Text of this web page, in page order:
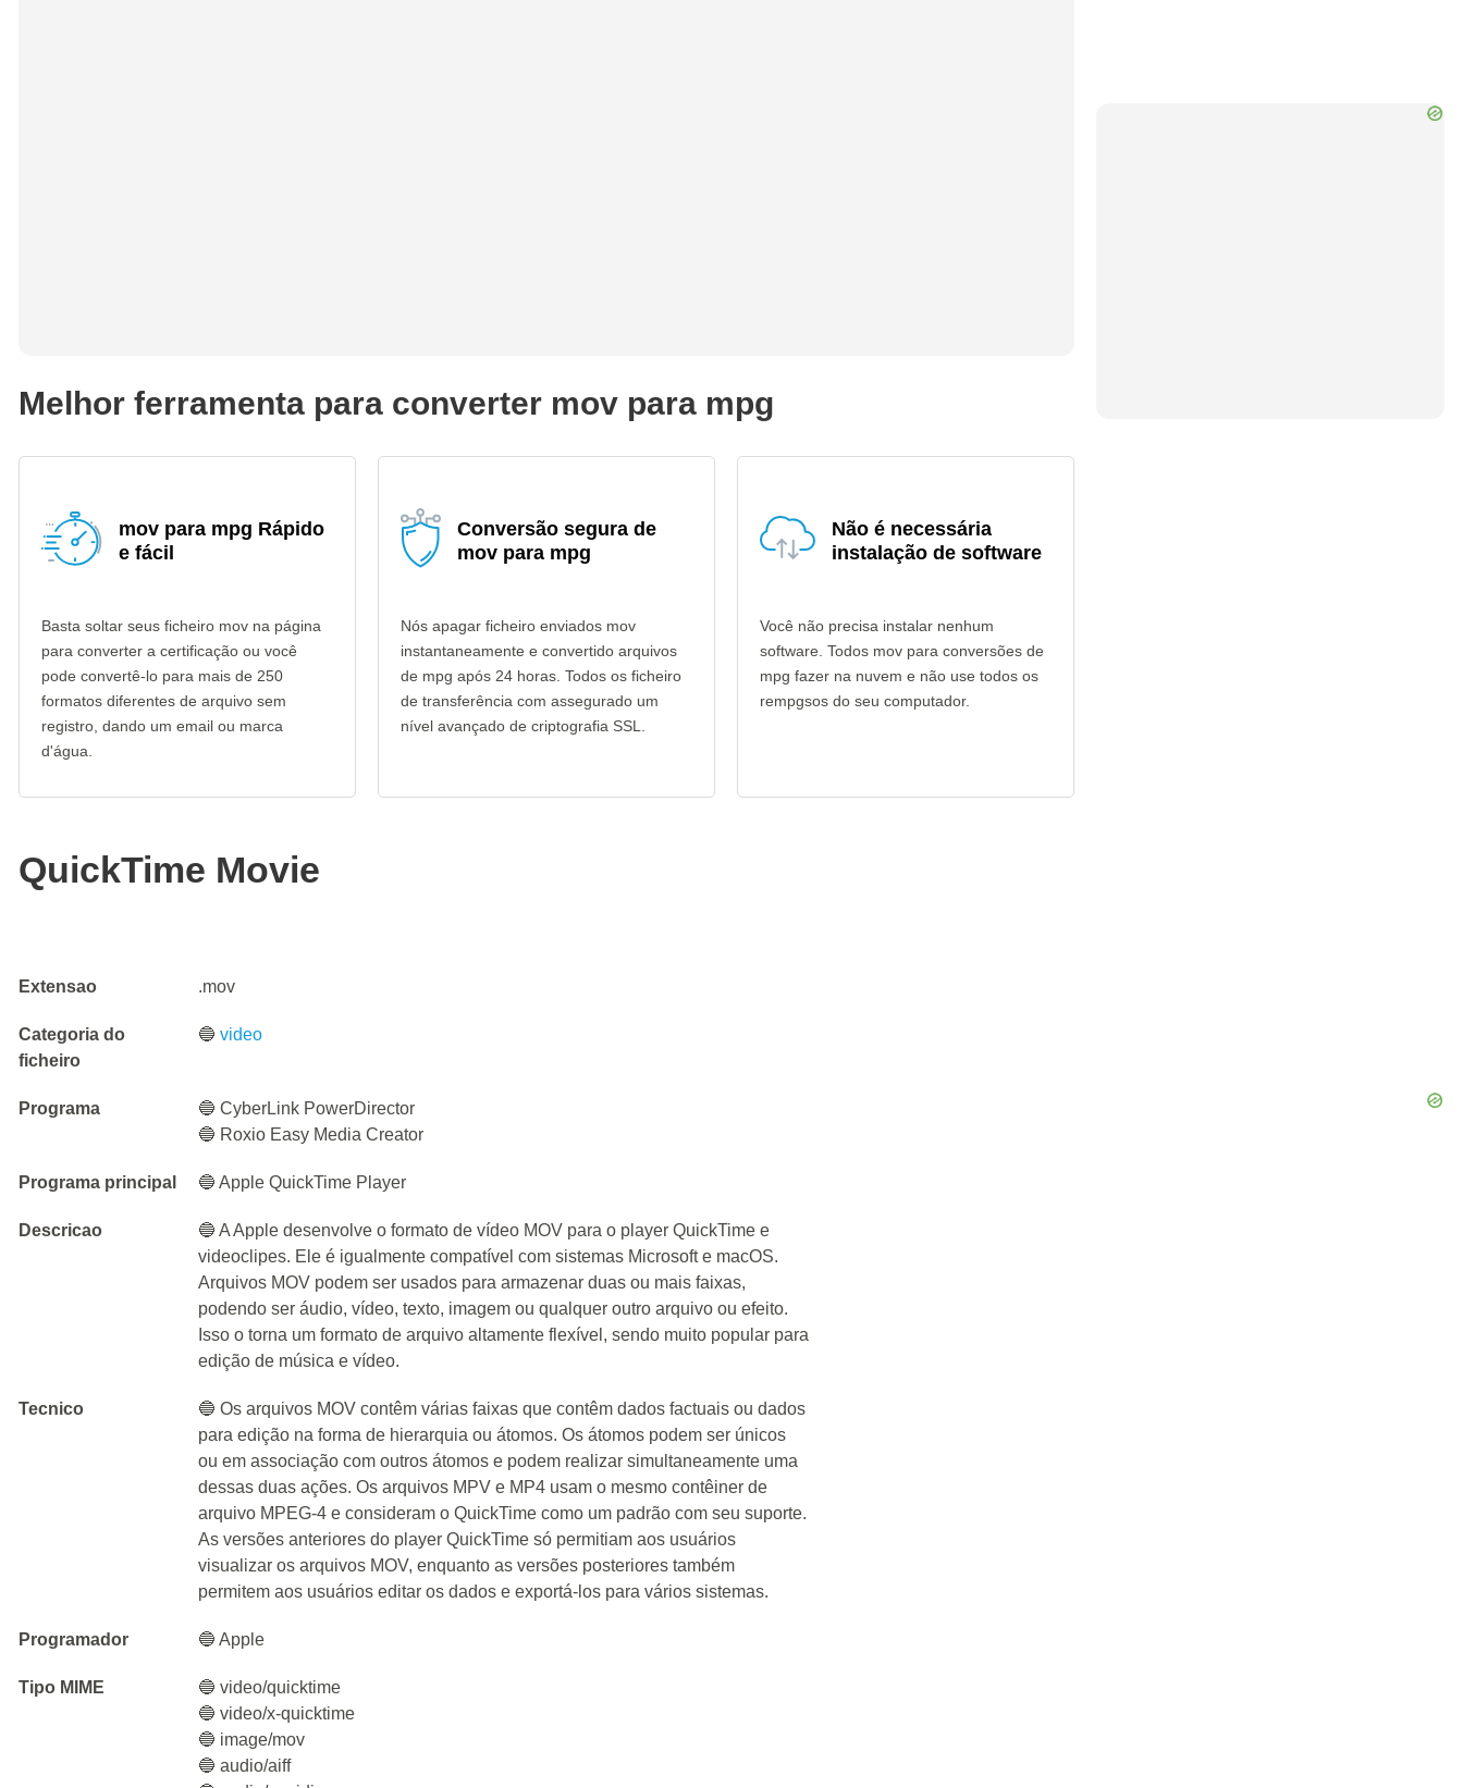
Melhor ferramenta para converter mov para mpg
mov para mpg Rápido
e fácil
Basta soltar seus ficheiro mov na página
para converter a certificação ou você
pode convertê-lo para mais de 250
formatos diferentes de arquivo sem
registro, dando um email ou marca
d'água.
Conversão segura de
mov para mpg
Nós apagar ficheiro enviados mov
instantaneamente e convertido arquivos
de mpg após 24 horas. Todos os ficheiro
de transferência com assegurado um
nível avançado de criptografia SSL.
Não é necessária
instalação de software
Você não precisa instalar nenhum
software. Todos mov para conversões de
mpg fazer na nuvem e não use todos os
rempgsos do seu computador.
QuickTime Movie
Extensao .mov
Categoria do
ficheiro
🔵video
Programa
🔵 CyberLink PowerDirector
🔵 Roxio Easy Media Creator
Programa principal 🔵 Apple QuickTime Player
Descricao
🔵 A Apple desenvolve o formato de vídeo MOV para o player QuickTime e
videoclipes. Ele é igualmente compatível com sistemas Microsoft e macOS.
Arquivos MOV podem ser usados para armazenar duas ou mais faixas,
podendo ser áudio, vídeo, texto, imagem ou qualquer outro arquivo ou efeito.
Isso o torna um formato de arquivo altamente flexível, sendo muito popular para
edição de música e vídeo.
Tecnico
🔵 Os arquivos MOV contêm várias faixas que contêm dados factuais ou dados
para edição na forma de hierarquia ou átomos. Os átomos podem ser únicos
ou em associação com outros átomos e podem realizar simultaneamente uma
dessas duas ações. Os arquivos MPV e MP4 usam o mesmo contêiner de
arquivo MPEG-4 e consideram o QuickTime como um padrão com seu suporte.
As versões anteriores do player QuickTime só permitiam aos usuários
visualizar os arquivos MOV, enquanto as versões posteriores também
permitem aos usuários editar os dados e exportá-los para vários sistemas.
Programador 🔵 Apple
Tipo MIME
🔵 video/quicktime
🔵 video/x-quicktime
🔵 image/mov
🔵 audio/aiff